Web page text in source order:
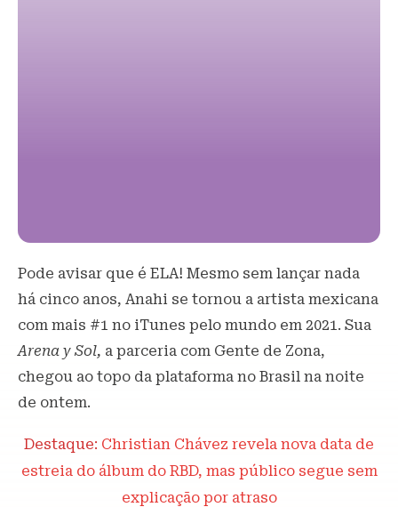
Pode avisar que é ELA! Mesmo sem lançar nada
há cinco anos, Anahi se tornou a artista mexicana
com mais #1 no iTunes pelo mundo em 2021. Sua
Arena y Sol, a parceria com Gente de Zona,
chegou ao topo da plataforma no Brasil na noite
de ontem.
Destaque: Christian Chávez revela nova data de
estreia do álbum do RBD, mas público segue sem
explicação por atraso